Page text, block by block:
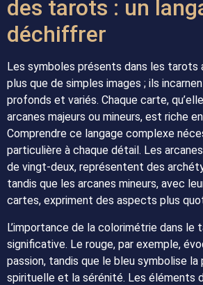
des tarots : un
déchiffrer
Les symboles présents dans les tarots
plus que de simples images ; ils
profonds et variés. Chaque carte,
arcanes majeurs ou mineurs, est riche
Comprendre ce langage complexe
particulière à chaque détail. Les
de vingt-deux, représentent des
tandis que les arcanes mineurs, avec
cartes, expriment des aspects plus
L’importance de la colorimétrie dans
significative. Le rouge, par exemple,
passion, tandis que le bleu symbolise la
spirituelle et la sérénité. Les éléments